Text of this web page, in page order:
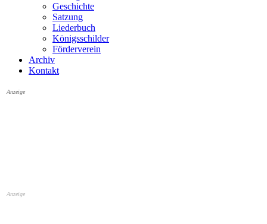
Geschichte
Satzung
Liederbuch
Königsschilder
Förderverein
Archiv
Kontakt
Anzeige
Anzeige